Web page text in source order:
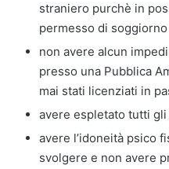
straniero purchè in
permesso di soggiorno
non avere alcun
presso una Pubblica
mai stati licenziati in
avere espletato tutti
avere l’idoneità psico
svolgere e non avere